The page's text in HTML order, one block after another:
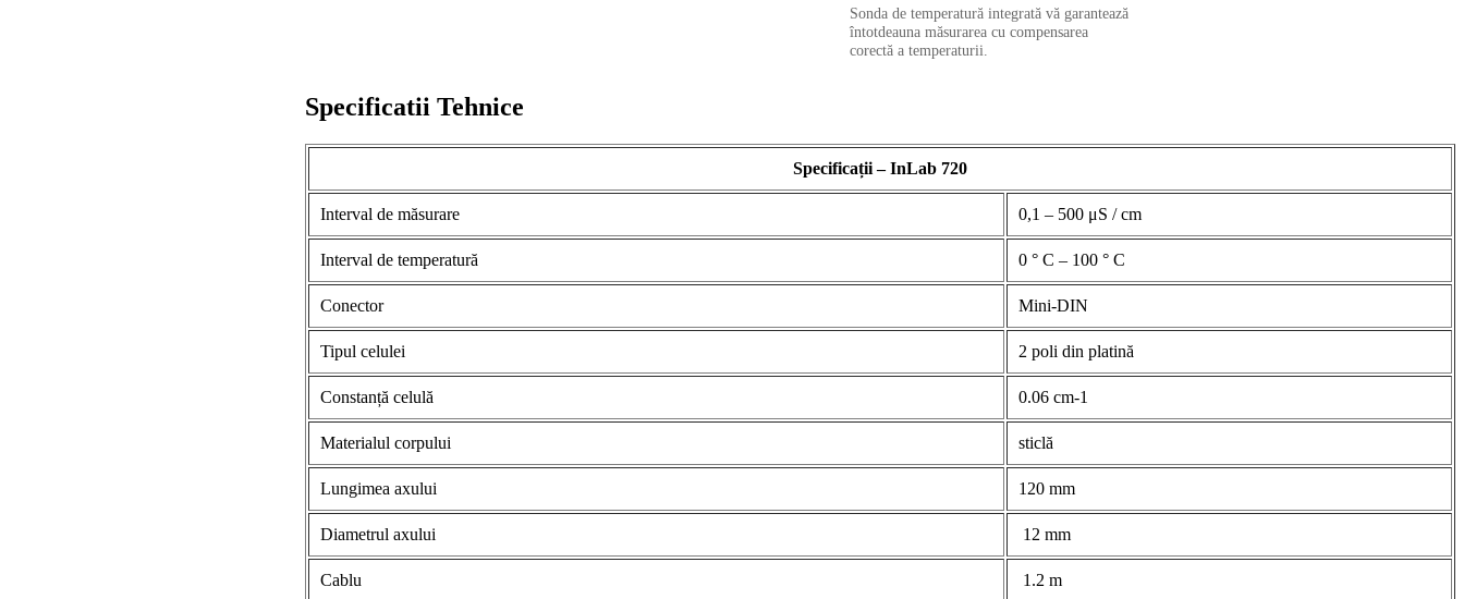
Sonda de temperatură integrată vă garantează
întotdeauna măsurarea cu compensarea
corectă a temperaturii.
Specificatii Tehnice
Specificații – InLab 720
Interval de măsurare 0,1 – 500 μS / cm
Interval de temperatură 0 ° C – 100 ° C
Conector Mini-DIN
Tipul celulei 2 poli din platină
Constanță celulă 0.06 cm-1
Materialul corpului sticlă
Lungimea axului 120 mm
Diametrul axului 12 mm
Cablu 1.2 m